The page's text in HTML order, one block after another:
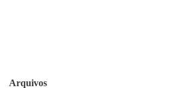
Arquivos